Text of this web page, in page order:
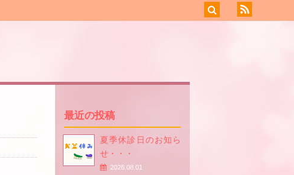
最近の投稿
夏季休診日のお知ら
せ・・・
2026.08.01